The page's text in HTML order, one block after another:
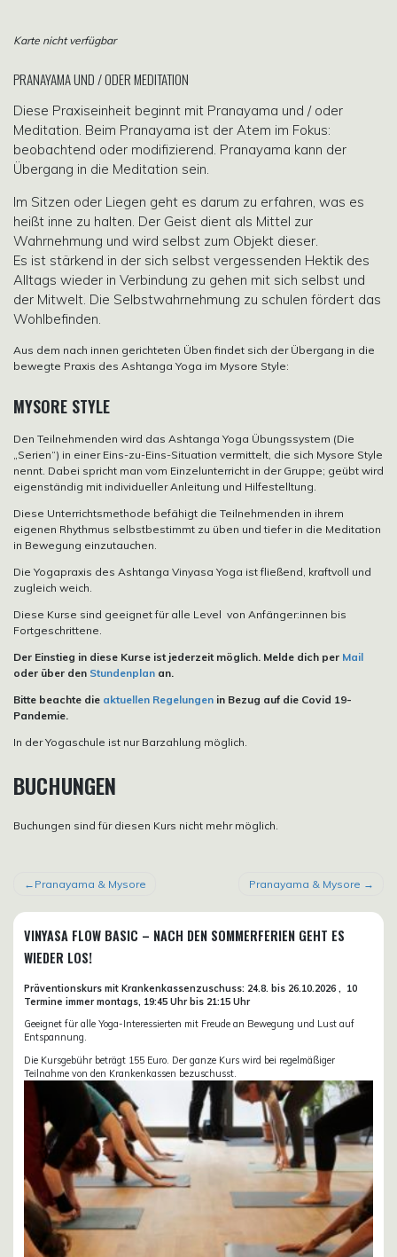
Karte nicht verfügbar
PRANAYAMA UND / ODER MEDITATION
Diese Praxiseinheit beginnt mit Pranayama und / oder
Meditation. Beim Pranayama ist der Atem im Fokus:
beobachtend oder modifizierend. Pranayama kann der
Übergang in die Meditation sein.
Im Sitzen oder Liegen geht es darum zu erfahren, was es
heißt inne zu halten. Der Geist dient als Mittel zur
Wahrnehmung und wird selbst zum Objekt dieser.
Es ist stärkend in der sich selbst vergessenden Hektik des
Alltags wieder in Verbindung zu gehen mit sich selbst und
der Mitwelt. Die Selbstwahrnehmung zu schulen fördert das
Wohlbefinden.
Aus dem nach innen gerichteten Üben findet sich der Übergang in die
bewegte Praxis des Ashtanga Yoga im Mysore Style:
MYSORE STYLE
Den Teilnehmenden wird das Ashtanga Yoga Übungssystem (Die
„Serien“) in einer Eins-zu-Eins-Situation vermittelt, die sich Mysore Style
nennt. Dabei spricht man vom Einzelunterricht in der Gruppe; geübt wird
eigenständig mit individueller Anleitung und Hilfestelltung.
Diese Unterrichtsmethode befähigt die Teilnehmenden in ihrem
eigenen Rhythmus selbstbestimmt zu üben und tiefer in die Meditation
in Bewegung einzutauchen.
Die Yogapraxis des Ashtanga Vinyasa Yoga ist fließend, kraftvoll und
zugleich weich.
Diese Kurse sind geeignet für alle Level von Anfänger:innen bis
Fortgeschrittene.
Der Einstieg in diese Kurse ist jederzeit möglich. Melde dich per Mail
oder über den Stundenplan an.
Bitte beachte die aktuellen Regelungen in Bezug auf die Covid 19-
Pandemie.
In der Yogaschule ist nur Barzahlung möglich.
BUCHUNGEN
Buchungen sind für diesen Kurs nicht mehr möglich.
BEITRAGSNAVIGATION
Pranayama & Mysore Pranayama & Mysore
VINYASA FLOW BASIC – NACH DEN SOMMERFERIEN GEHT ES
WIEDER LOS!
Präventionskurs mit Krankenkassenzuschuss: 24.8. bis 26.10.2026 , 10
Termine immer montags, 19:45 Uhr bis 21:15 Uhr
Geeignet für alle Yoga-Interessierten mit Freude an Bewegung und Lust auf
Entspannung.
Die Kursgebühr beträgt 155 Euro. Der ganze Kurs wird bei regelmäßiger
Teilnahme von den Krankenkassen bezuschusst.